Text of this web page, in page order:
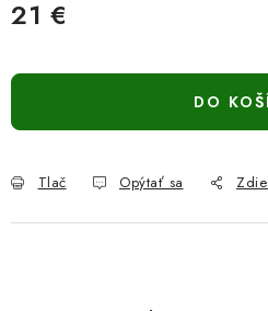
21 €
DO
Tlač Opýtať sa